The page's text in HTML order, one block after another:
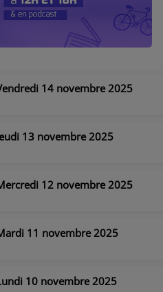
14 novembre 2025
13 novembre 2025
12 novembre 2025
11 novembre 2025
10 novembre 2025